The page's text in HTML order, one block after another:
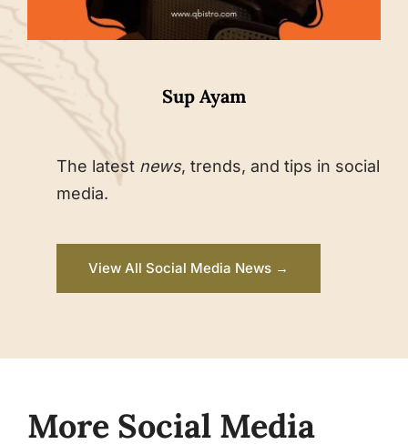
The latest news, trends, and tips in social
media.
View All Social Media News →
Sup Ayam
More Social Media